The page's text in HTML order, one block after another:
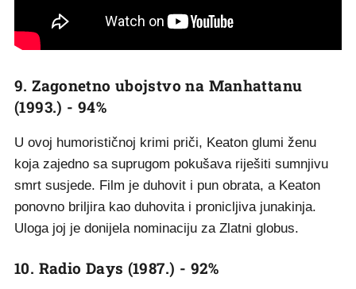
9. Zagonetno ubojstvo na Manhattanu
(1993.) - 94%
U ovoj humorističnoj krimi priči, Keaton glumi ženu
koja zajedno sa suprugom pokušava riješiti sumnjivu
smrt susjede. Film je duhovit i pun obrata, a Keaton
ponovno briljira kao duhovita i pronicljiva junakinja.
Uloga joj je donijela nominaciju za Zlatni globus.
10. Radio Days (1987.) - 92%